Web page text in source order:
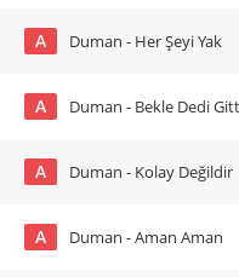
A Duman - Her Şeyi Yak
A Duman - Bekle Dedi
A Duman - Kolay Değildir
A Duman - Aman Aman